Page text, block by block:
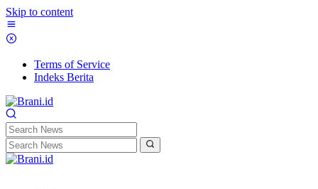
Skip to content
Terms of Service
Indeks Berita